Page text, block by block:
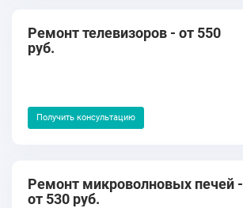
Ремонт телевизоров - от 550
руб.
Получить консультацию
Ремонт микроволновых печей -
от 530 руб.